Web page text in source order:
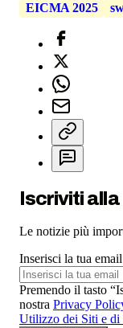
EICMA 2025
Iscriviti
Le notizie più
Inserisci la tua email
Premendo il tasto
nostra Privacy
Utilizzo dei Siti e di